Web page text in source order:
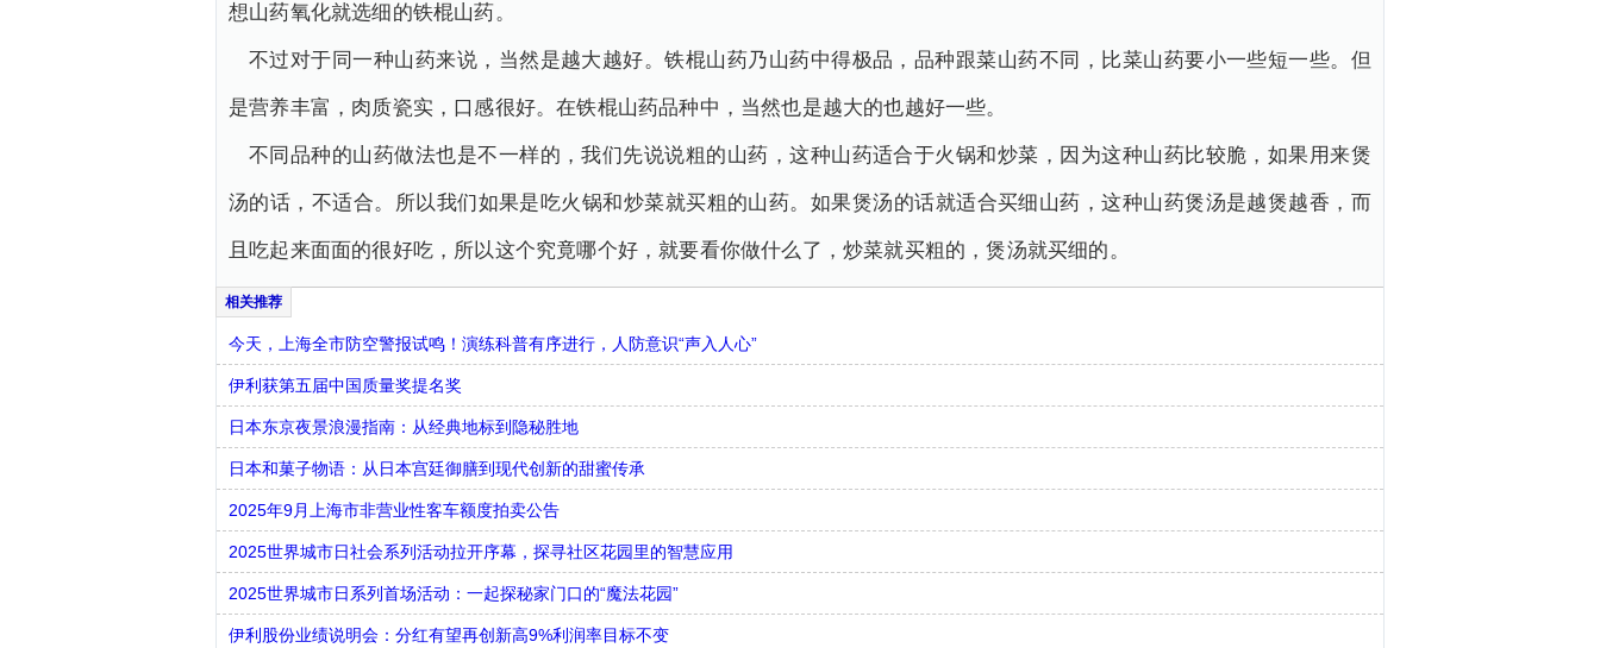
想山药氧化就选细的铁棍山药。
不过对于同一种山药来说，当然是越大越好。铁棍山药乃山药中得极品，品种跟菜山药不同，比菜山药要小一些短一些。但
是营养丰富，肉质瓷实，口感很好。在铁棍山药品种中，当然也是越大的也越好一些。
不同品种的山药做法也是不一样的，我们先说说粗的山药，这种山药适合于火锅和炒菜，因为这种山药比较脆，如果用来煲
汤的话，不适合。所以我们如果是吃火锅和炒菜就买粗的山药。如果煲汤的话就适合买细山药，这种山药煲汤是越煲越香，而
且吃起来面面的很好吃，所以这个究竟哪个好，就要看你做什么了，炒菜就买粗的，煲汤就买细的。
今天，上海全市防空警报试鸣！演练科普有序进行，人防意识“声入人心”
伊利获第五届中国质量奖提名奖
日本东京夜景浪漫指南：从经典地标到隐秘胜地
日本和菓子物语：从日本宫廷御膳到现代创新的甜蜜传承
2025年9月上海市非营业性客车额度拍卖公告
2025世界城市日社会系列活动拉开序幕，探寻社区花园里的智慧应用
2025世界城市日系列首场活动：一起探秘家门口的“魔法花园”
伊利股份业绩说明会：分红有望再创新高9%利润率目标不变